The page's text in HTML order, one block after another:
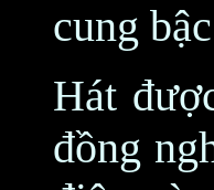
cung
Hát
đồng